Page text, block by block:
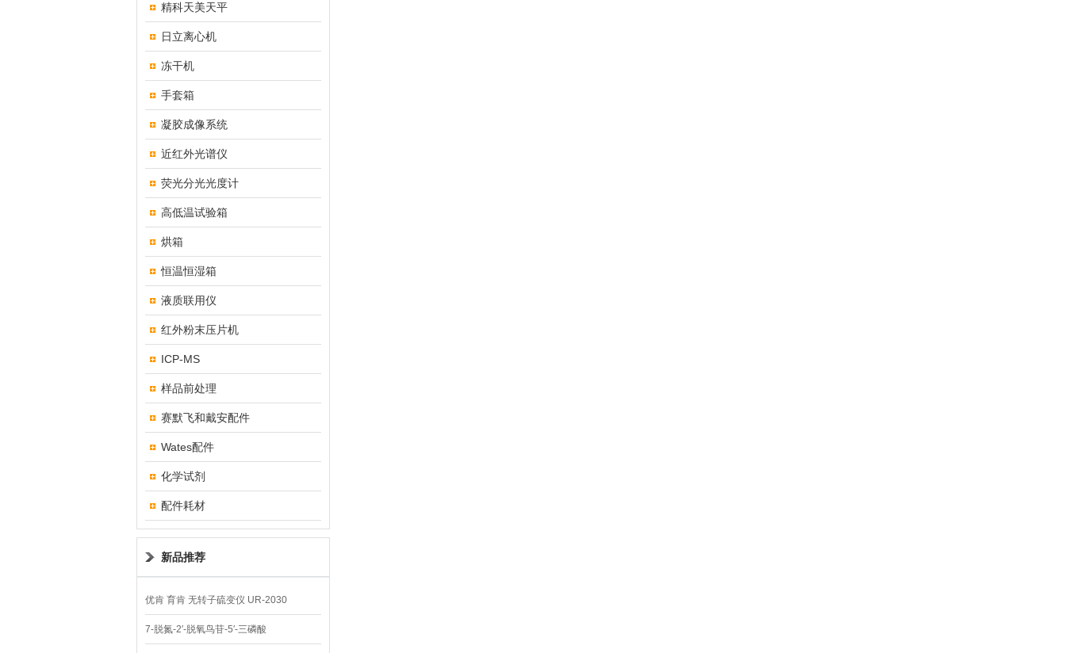
精科天美天平
日立离心机
冻干机
手套箱
凝胶成像系统
近红外光谱仪
荧光分光光度计
高低温试验箱
烘箱
恒温恒湿箱
液质联用仪
红外粉末压片机
ICP-MS
样品前处理
赛默飞和戴安配件
Wates配件
化学试剂
配件耗材
新品推荐
优肯 育肯 无转子硫变仪 UR-2030
7-脱氮-2′-脱氧鸟苷-5′-三磷酸